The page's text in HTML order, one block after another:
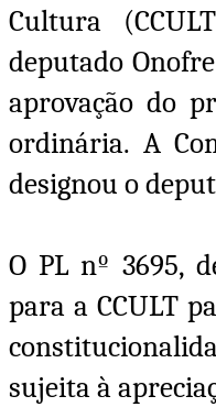
Cultura
deputado
aprovação do
ordinária. A
designou o
O PL nº 3695,
para a CCULT
sujeita à